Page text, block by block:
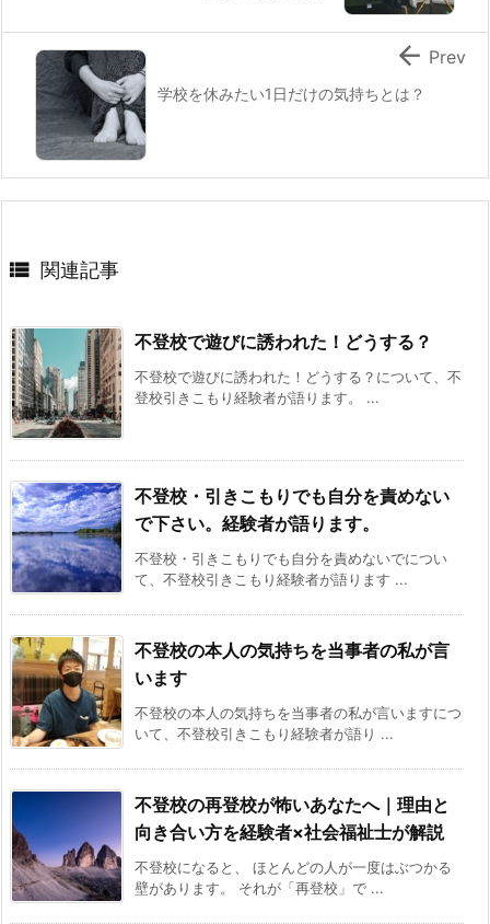
学校を休みたい1日だけの気持ちとは？
 Prev
 関連記事
不登校で遊びに誘われた！どうする？
不登校で遊びに誘われた！どうする？について、不
登校引きこもり経験者が語ります。 ...
不登校・引きこもりでも自分を責めない
で下さい。経験者が語ります。
不登校・引きこもりでも自分を責めないでについ
て、不登校引きこもり経験者が語ります ...
不登校の本人の気持ちを当事者の私が言
います
不登校の本人の気持ちを当事者の私が言いますにつ
いて、不登校引きこもり経験者が語り ...
不登校の再登校が怖いあなたへ｜理由と
向き合い方を経験者×社会福祉士が解説
不登校になると、 ほとんどの人が一度はぶつかる
壁があります。 それが「再登校」で ...